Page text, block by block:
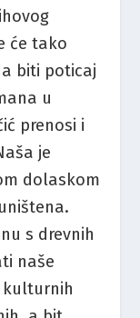
će tako
biti poticaj
u
prenosi i
je
dolaskom
s drevnih
naše
kulturnih